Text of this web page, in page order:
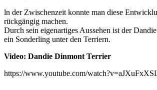
ln der Zwischenzeit konnte man diese
rückgängig machen.
Durch sein eigenartiges Aussehen ist der
ein Sonderling unter den Terriern.
Video: Dandie Dinmont Terrier
https://www.youtube.com/